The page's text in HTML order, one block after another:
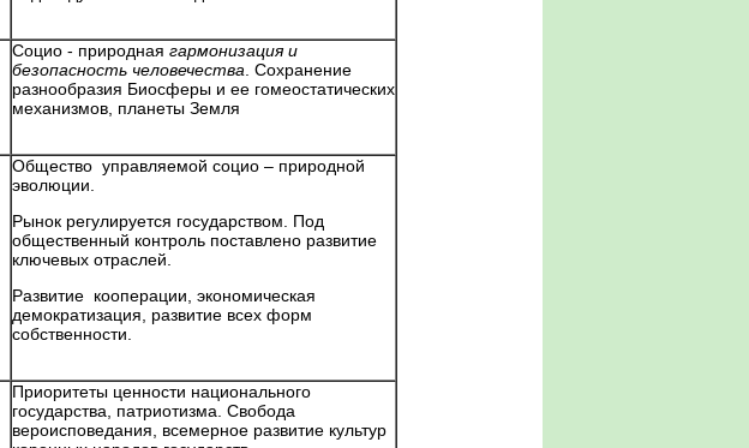
Социо - природная гармонизация и
безопасность человечества . Сохранение
разнообразия Биосферы и ее гомеостатических
механизмов, планеты Земля
Общество управляемой социо – природной
эволюции.
Рынок регулируется государством. Под
общественный контроль поставлено развитие
ключевых отраслей.
Развитие кооперации, экономическая
демократизация, развитие всех форм
собственности.
Приоритеты ценности национального
государства, патриотизма. Свобода
вероисповедания, всемерное развитие культур